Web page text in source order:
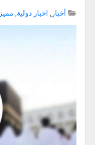
أخبار , اخبار دولية, مميز